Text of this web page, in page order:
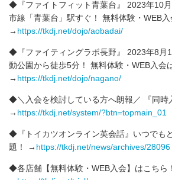
◆『ファイトフィット青葉台』 2023年10
市線「青葉台」駅すぐ！ 無料体験・WEB入
→ https://tkdj.net/dojo/aobadai/
◆『ファイティングラボ長野』 2023年8月
動公園から徒歩5分！ 無料体験・WEB入会
→ https://tkdj.net/dojo/nagano/
◆＼入会を検討している方へ朗報／ 『同時
→ https://tkdj.net/system/?btn=topmain_01
◆『トイカツオンライン英会話』いつでも
題！ → https://tkdj.net/news/archives/28096
◆各店舗【無料体験・WEB入会】はこちら！